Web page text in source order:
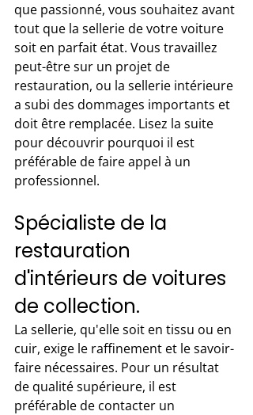
que passionné, vous souhaitez avant
tout que la sellerie de votre voiture
soit en parfait état. Vous travaillez
peut-être sur un projet de
restauration, ou la sellerie intérieure
a subi des dommages importants et
doit être remplacée. Lisez la suite
pour découvrir pourquoi il est
préférable de faire appel à un
professionnel.
Spécialiste de la
restauration
d'intérieurs de voitures
de collection.
La sellerie, qu'elle soit en tissu ou en
cuir, exige le raffinement et le savoir-
faire nécessaires. Pour un résultat
de qualité supérieure, il est
préférable de contacter un